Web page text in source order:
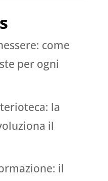
come
per ogni
la
il
il